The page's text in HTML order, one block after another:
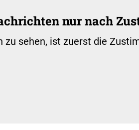
nur nach
zu sehen, ist zuerst die